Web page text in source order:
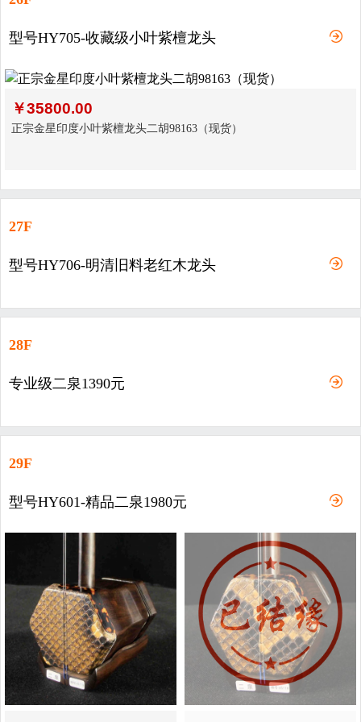
型号HY705-收藏级小叶紫檀龙头
￥35800.00
正宗金星印度小叶紫檀龙头二胡98163（现货）
27F
型号HY706-明清旧料老红木龙头
28F
专业级二泉1390元
29F
型号HY601-精品二泉1980元